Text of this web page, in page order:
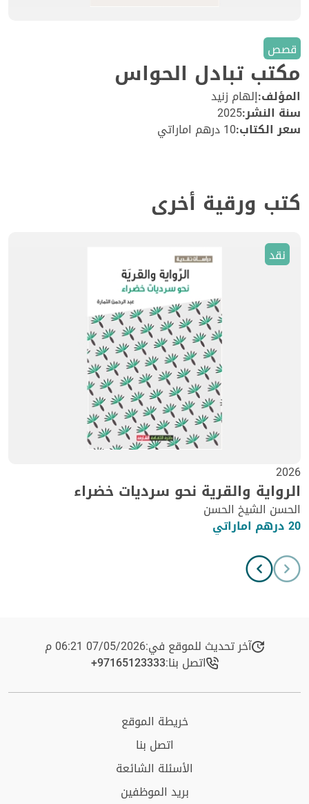
قصص
مكتب تبادل الحواس
المؤلف:إلهام زنيد
سنة النشر:2025
سعر الكتاب:10 درهم اماراتي
كتب ورقية أخرى
نقد
2026
الرواية والقرية نحو سرديات خضراء
الحسن الشيخ الحسن
20 درهم اماراتي
آخر تحديث للموقع في:07/05/2026 06:21 م
اتصل بنا:+97165123333​
خريطة الموقع
اتصل بنا
الأسئلة الشائعة
بريد الموظفين